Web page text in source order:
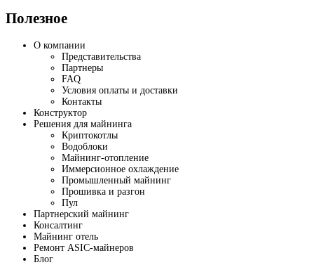
Полезное
О компании
Представительства
Партнеры
FAQ
Условия оплаты и доставки
Контакты
Конструктор
Решения для майнинга
Криптокотлы
Водоблоки
Майнинг-отопление
Иммерсионное охлаждение
Промышленный майнинг
Прошивка и разгон
Пул
Партнерский майнинг
Консалтинг
Майнинг отель
Ремонт ASIC-майнеров
Блог